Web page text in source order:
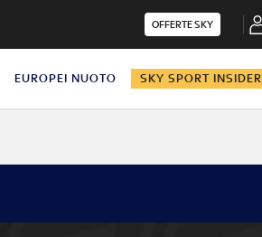
OFFERTE SKY
EUROPEI NUOTO SKY SPORT INSIDER